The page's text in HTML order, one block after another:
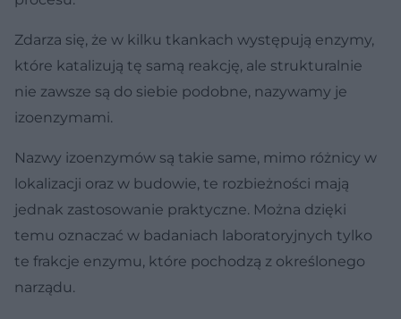
Zdarza się, że w kilku tkankach występują enzymy,
które katalizują tę samą reakcję, ale strukturalnie
nie zawsze są do siebie podobne, nazywamy je
izoenzymami.
Nazwy izoenzymów są takie same, mimo różnicy w
lokalizacji oraz w budowie, te rozbieżności mają
jednak zastosowanie praktyczne. Można dzięki
temu oznaczać w badaniach laboratoryjnych tylko
te frakcje enzymu, które pochodzą z określonego
narządu.